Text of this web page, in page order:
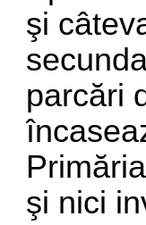
şi
parcări
şi nici